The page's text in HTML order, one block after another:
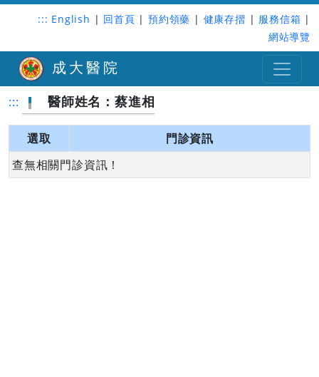
::: English | 回首頁 | 預約領藥 | 健康存摺 | 服務信箱 |
網站導覽
成大醫院
::: 醫師姓名：蔡進相
選取
門診資訊
查無相關門診資訊！